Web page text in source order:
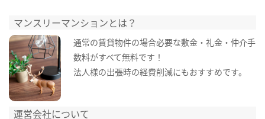
マンスリーマンションとは？
通常の賃貸物件の場合必要な敷金・礼金・仲介手
数料がすべて無料です！
法人様の出張時の経費削減にもおすすめです。
運営会社について